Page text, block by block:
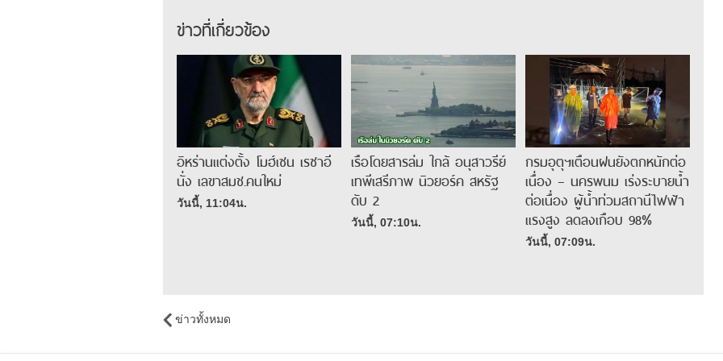
ข่าวที่เกี่ยวข้อง
อิหร่านแต่งตั้ง โมฮ์เซน เรซาอี
นั่ง เลขาสมช.คนใหม่
วันนี้, 11:04น.
เรือโดยสารล่ม ใกล้ อนุสาวรีย์
เทพีเสรีภาพ นิวยอร์ค สหรัฐ
ดับ 2
วันนี้, 07:10น.
กรมอุตุฯเตือนฝนยังตกหนักต่อ
เนื่อง – นครพนม เร่งระบายน้ำ
ต่อเนื่อง ผู้น้ำท่วมสถานีไฟฟ้า
แรงสูง ลดลงเกือบ 98%
วันนี้, 07:09น.
ข่าวทั้งหมด